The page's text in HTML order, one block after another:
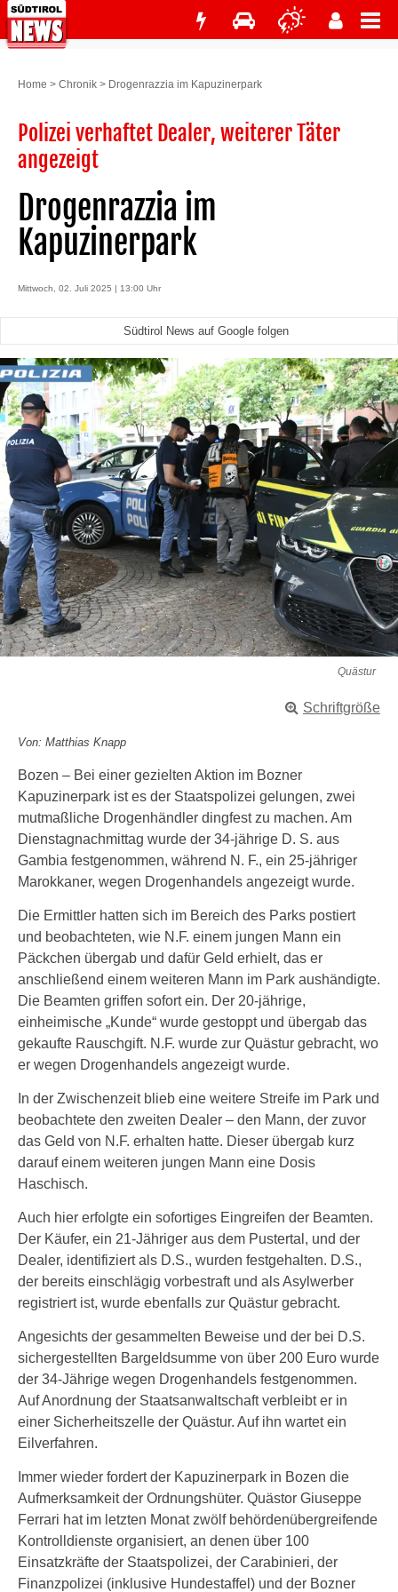
Home > Chronik > Drogenrazzia im Kapuzinerpark
Polizei verhaftet Dealer, weiterer Täter
angezeigt
Drogenrazzia im
Kapuzinerpark
Mittwoch, 02. Juli 2025 | 13:00 Uhr
Südtirol News auf Google folgen
Quästur
Schriftgröße
Von: Matthias Knapp
Bozen – Bei einer gezielten Aktion im Bozner
Kapuzinerpark ist es der Staatspolizei gelungen, zwei
mutmaßliche Drogenhändler dingfest zu machen. Am
Dienstagnachmittag wurde der 34-jährige D. S. aus
Gambia festgenommen, während N. F., ein 25-jähriger
Marokkaner, wegen Drogenhandels angezeigt wurde.
Die Ermittler hatten sich im Bereich des Parks postiert
und beobachteten, wie N.F. einem jungen Mann ein
Päckchen übergab und dafür Geld erhielt, das er
anschließend einem weiteren Mann im Park aushändigte.
Die Beamten griffen sofort ein. Der 20-jährige,
einheimische „Kunde“ wurde gestoppt und übergab das
gekaufte Rauschgift. N.F. wurde zur Quästur gebracht, wo
er wegen Drogenhandels angezeigt wurde.
In der Zwischenzeit blieb eine weitere Streife im Park und
beobachtete den zweiten Dealer – den Mann, der zuvor
das Geld von N.F. erhalten hatte. Dieser übergab kurz
darauf einem weiteren jungen Mann eine Dosis
Haschisch.
Auch hier erfolgte ein sofortiges Eingreifen der Beamten.
Der Käufer, ein 21-Jähriger aus dem Pustertal, und der
Dealer, identifiziert als D.S., wurden festgehalten. D.S.,
der bereits einschlägig vorbestraft und als Asylwerber
registriert ist, wurde ebenfalls zur Quästur gebracht.
Angesichts der gesammelten Beweise und der bei D.S.
sichergestellten Bargeldsumme von über 200 Euro wurde
der 34-Jährige wegen Drogenhandels festgenommen.
Auf Anordnung der Staatsanwaltschaft verbleibt er in
einer Sicherheitszelle der Quästur. Auf ihn wartet ein
Eilverfahren.
Immer wieder fordert der Kapuzinerpark in Bozen die
Aufmerksamkeit der Ordnungshüter. Quästor Giuseppe
Ferrari hat im letzten Monat zwölf behördenübergreifende
Kontrolldienste organisiert, an denen über 100
Einsatzkräfte der Staatspolizei, der Carabinieri, der
Finanzpolizei (inklusive Hundestaffel) und der Bozner